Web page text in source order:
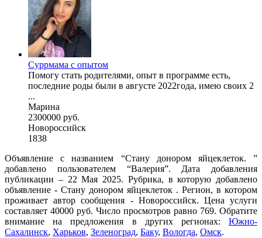
Суррмама с опытом
Помогу стать родителями, опыт в программе есть,
последние роды были в августе 2022года, имею своих 2
...
Марина
2300000 руб.
Новороссийск
1838
Объявление с названием “Стану донором яйцеклеток. ”
добавлено пользователем “Валерия”. Дата добавления
публикации – 22 Мая 2025. Рубрика, в которую добавлено
объявление - Стану донором яйцеклеток . Регион, в котором
проживает автор сообщения - Новороссийск. Цена услуги
составляет 40000 руб. Число просмотров равно 769. Обратите
внимание на предложения в других регионах: Южно-
Сахалинск, Харьков, Зеленоград, Баку, Вологда, Омск.